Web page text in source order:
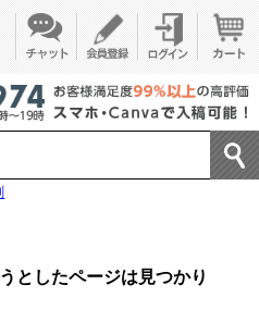
としたページは見つかり